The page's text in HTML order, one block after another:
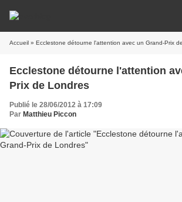
Accueil » Ecclestone détourne l'attention avec un Grand-Prix
Ecclestone détourne l'attention
Prix de Londres
Publié le 28/06/2012 à 17:09
Par Matthieu Piccon